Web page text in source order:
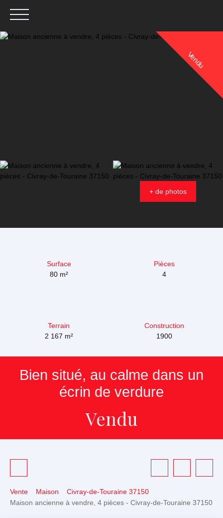
Vendu
+ de photos
Surface
80 m²
Pièces
4
Terrain
2 167 m²
Construction
1900
Bien situé, au calme dans un
écrin de verdure
Vendu
Vente Maison
Civray-de-Touraine 37150
Maison ancienne à vendre, 4 pièces - Civray-de-Touraine 37150